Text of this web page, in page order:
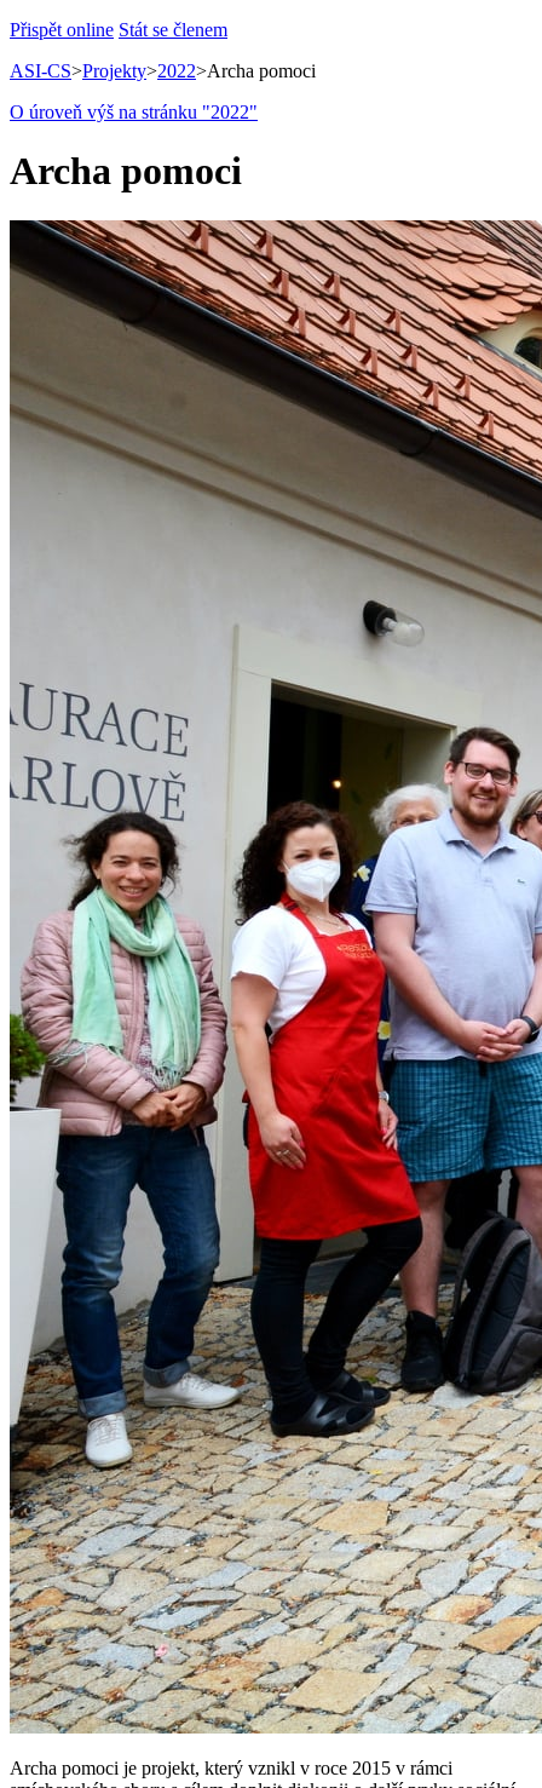
Přispět online Stát se členem
ASI-CS>Projekty>2022>Archa pomoci
O úroveň výš na stránku "2022"
Archa pomoci
Archa pomoci je projekt, který vznikl v roce 2015 v rámci